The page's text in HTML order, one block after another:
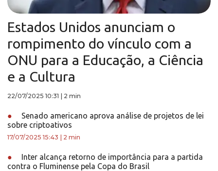
Estados Unidos anunciam o
rompimento do vínculo com a
ONU para a Educação, a Ciência
e a Cultura
22/07/2025 10:31 2 min
●
Senado americano aprova análise de projetos de lei
sobre criptoativos
17/07/2025 15:43 2 min
●
Inter alcança retorno de importância para a partida
contra o Fluminense pela Copa do Brasil